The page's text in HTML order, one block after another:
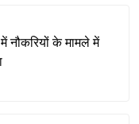
नौकरियों के मामले में